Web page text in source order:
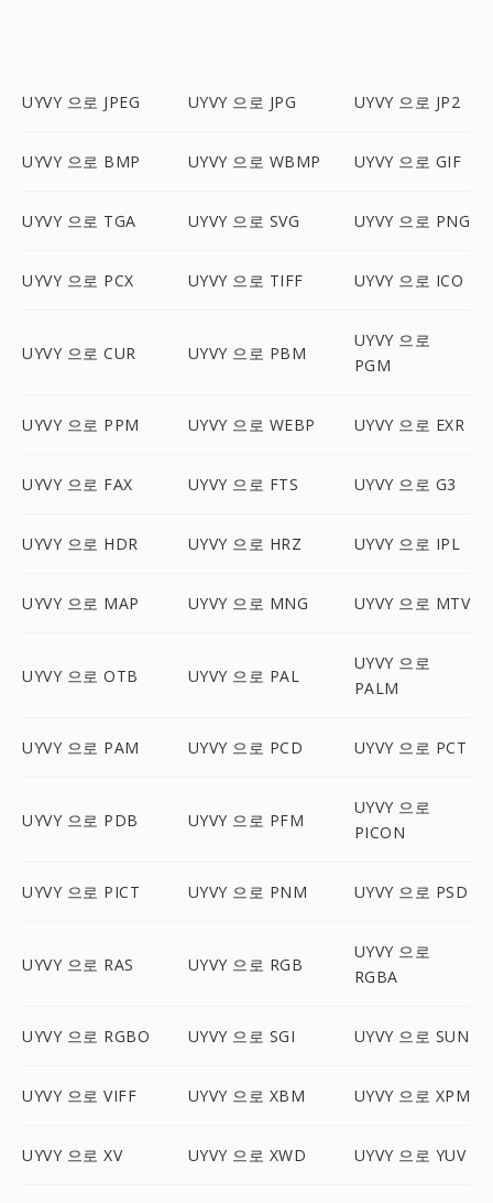
UYVY 으로 JPEG UYVY 으로 JPG UYVY 으로 JP2
UYVY 으로 BMP UYVY 으로 WBMP UYVY 으로 GIF
UYVY 으로 TGA UYVY 으로 SVG UYVY 으로 PNG
UYVY 으로 PCX UYVY 으로 TIFF UYVY 으로 ICO
UYVY 으로 CUR UYVY 으로 PBM
UYVY 으로
PGM
UYVY 으로 PPM UYVY 으로 WEBP UYVY 으로 EXR
UYVY 으로 FAX UYVY 으로 FTS UYVY 으로 G3
UYVY 으로 HDR UYVY 으로 HRZ UYVY 으로 IPL
UYVY 으로 MAP UYVY 으로 MNG UYVY 으로 MTV
UYVY 으로 OTB UYVY 으로 PAL
UYVY 으로
PALM
UYVY 으로 PAM UYVY 으로 PCD UYVY 으로 PCT
UYVY 으로 PDB UYVY 으로 PFM
UYVY 으로
PICON
UYVY 으로 PICT UYVY 으로 PNM UYVY 으로 PSD
UYVY 으로 RAS UYVY 으로 RGB
UYVY 으로
RGBA
UYVY 으로 RGBO UYVY 으로 SGI UYVY 으로 SUN
UYVY 으로 VIFF UYVY 으로 XBM UYVY 으로 XPM
UYVY 으로 XV UYVY 으로 XWD UYVY 으로 YUV